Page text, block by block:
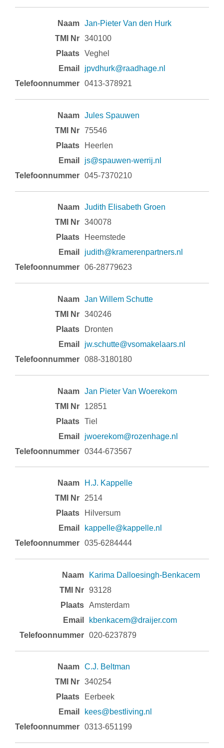
Jan-Pieter Van den Hurk
340100
Veghel
jpvdhurk@raadhage.nl
0413-378921
Jules Spauwen
75546
Heerlen
js@spauwen-werrij.nl
045-7370210
Judith Elisabeth Groen
340078
Heemstede
judith@kramerenpartners.nl
06-28779623
Jan Willem Schutte
340246
Dronten
jw.schutte@vsomakelaars.nl
088-3180180
Jan Pieter Van Woerekom
12851
Tiel
jwoerekom@rozenhage.nl
0344-673567
H.J. Kappelle
2514
Hilversum
kappelle@kappelle.nl
035-6284444
Karima Dalloesingh-Benkacem
93128
Amsterdam
kbenkacem@draijer.com
020-6237879
C.J. Beltman
340254
Eerbeek
kees@bestliving.nl
0313-651199